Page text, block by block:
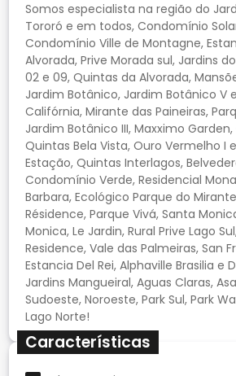
Somos especialista na região do
Tororó e em todos, Condomínio
Condomínio Ville de Montagne,
Alvorada, Prive Morada sul, Jardins
02 e 09, Quintas da Alvorada,
Jardim Botânico, Jardim Botânico V
Califórnia, Mirante das Paineiras,
Jardim Botânico III, Maxximo
Quintas Bela Vista, Ouro Vermelho I
Estação, Quintas Interlagos,
Condomínio Verde, Residencial
Barbara, Ecológico Parque do
Résidence, Parque Vivá, Santa
Monica, Le Jardin, Rural Prive Lago
Residence, Vale das Palmeiras, San
Estancia Del Rei, Alphaville Brasilia e
Jardins Mangueiral, Aguas Claras,
Sudoeste, Noroeste, Park Sul, Park
Características